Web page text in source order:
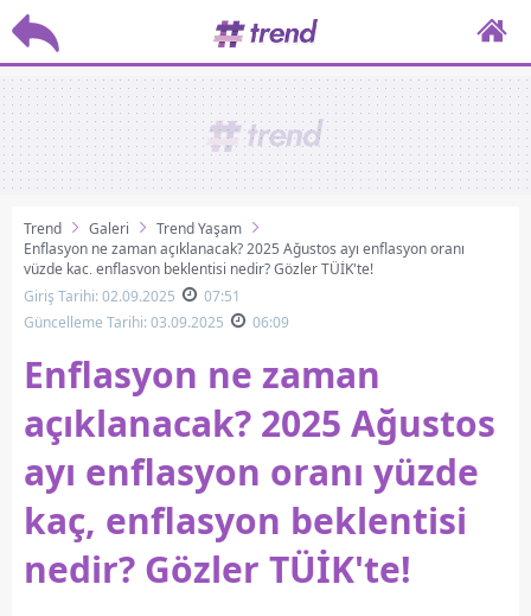
Trend Galeri
Trend Yaşam
Enflasyon ne zaman açıklanacak? 2025 Ağustos ayı enflasyon oranı
yüzde kaç, enflasyon beklentisi nedir? Gözler TÜİK'te!
Giriş Tarihi: 02.09.2025
07:51
Güncelleme Tarihi: 03.09.2025
06:09
Enflasyon ne zaman
açıklanacak? 2025 Ağustos
ayı enflasyon oranı yüzde
kaç, enflasyon beklentisi
nedir? Gözler TÜİK'te!